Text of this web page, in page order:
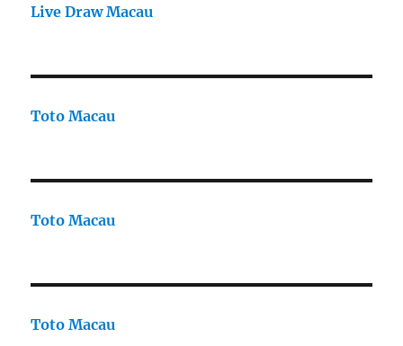
Live Draw Macau
Toto Macau
Toto Macau
Toto Macau